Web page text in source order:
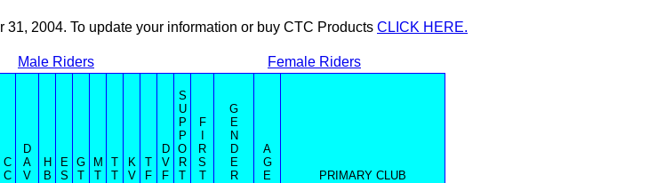
2004. To update your information or buy CTC Products CLICK HERE.
Male Riders Female Riders
C
C
D
A
V
H
B
E
S
G
T
M
T
T
T
K
V
T
F
D
V
F
S
U
P
P
O
R
T
F
R
S
T
G
E
N
D
E
R
A
G
E
PRIMARY CLUB